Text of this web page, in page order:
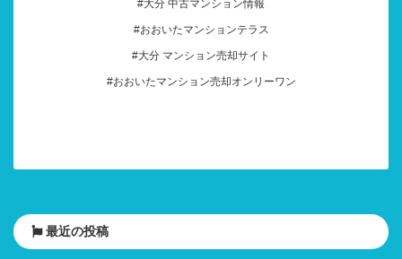
#大分 中古マンション情報
#おおいたマンションテラス
#大分 マンション売却サイト
#おおいたマンション売却オンリーワン
最近の投稿